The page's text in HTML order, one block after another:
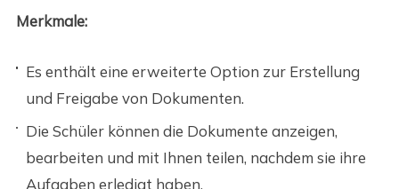
Merkmale:
Es enthält eine erweiterte Option zur Erstellung
und Freigabe von Dokumenten.
Die Schüler können die Dokumente anzeigen,
bearbeiten und mit Ihnen teilen, nachdem sie ihre
Aufgaben erledigt haben.